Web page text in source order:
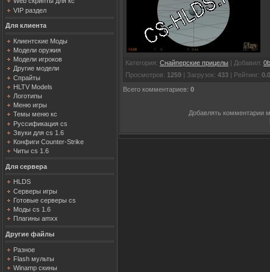
VIP раздел
Для клиента
Клиентские Моды
Модели оружия
Модели игроков
Другие модели
Спрайты
HLTV Models
Логотипы
Меню игры
Темы меню кс
Руссификация cs
Звуки для cs 1.6
Конфиги Counter-Strike
Читы cs 1.6
Для сервера
HLDS
Серверы игры
Готовые серверы cs
Моды cs 1.6
Плагины amxx
Другие файлы
Разное
Flash мульты
Winamp скины
Категория: Снайперские прицелы | Добавил:
Просмотров: 1259 | Загрузок: 433 | Рейтинг: 0.0
Всего комментариев: 0
Добавлять комментарии